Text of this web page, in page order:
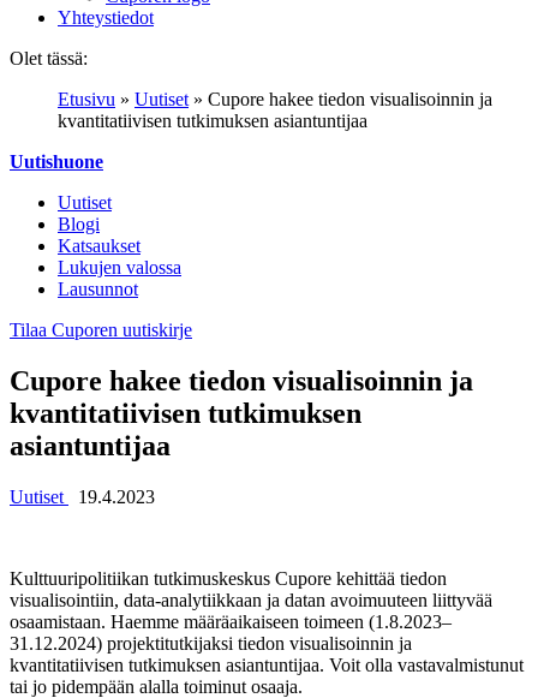
Yhteystiedot
Olet tässä:
Etusivu » Uutiset » Cupore hakee tiedon visualisoinnin ja
kvantitatiivisen tutkimuksen asiantuntijaa
Uutishuone
Uutiset
Blogi
Katsaukset
Lukujen valossa
Lausunnot
Tilaa Cuporen uutiskirje
Cupore hakee tiedon visualisoinnin ja
kvantitatiivisen tutkimuksen
asiantuntijaa
Uutiset 19.4.2023
Kulttuuripolitiikan tutkimuskeskus Cupore kehittää tiedon
visualisointiin, data-analytiikkaan ja datan avoimuuteen liittyvää
osaamistaan. Haemme määräaikaiseen toimeen (1.8.2023–
31.12.2024) projektitutkijaksi tiedon visualisoinnin ja
kvantitatiivisen tutkimuksen asiantuntijaa. Voit olla vastavalmistunut
tai jo pidempään alalla toiminut osaaja.